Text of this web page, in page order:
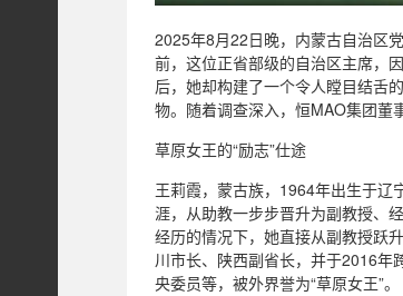
2025年8月22日晚，内蒙古自治区
前，这位正省部级的自治区主席，
后，她却构建了一个令人瞠目结舌
物。随着调查深入，恒MAO集团董
草原女王的“励志”仕途
王莉霞，蒙古族，1964年出生于辽
涯，从助教一步步晋升为副教授、
经历的情况下，她直接从副教授跃
川市长、陕西副省长，并于2016年
央委员等，被外界誉为“草原女王”。